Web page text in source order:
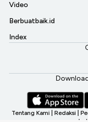
Video
Berbuatbaik.id
Index
Tentang Kami Redaksi